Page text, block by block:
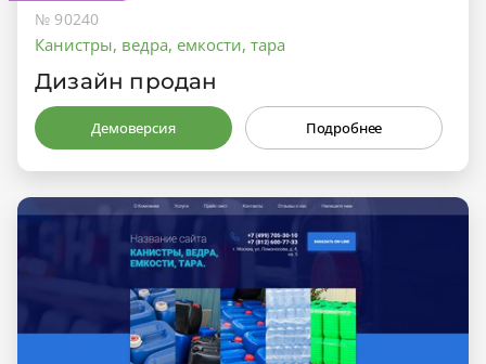
№ 90240
Канистры, ведра, емкости, тара
Дизайн продан
Демоверсия Подробнее